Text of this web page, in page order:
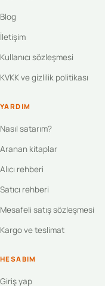
Blog
İletişim
Kullanıcı sözleşmesi
KVKK ve gizlilik politikası
YARDIM
Nasıl satarım?
Aranan kitaplar
Alıcı rehberi
Satıcı rehberi
Mesafeli satış sözleşmesi
Kargo ve teslimat
HESABIM
Giriş yap